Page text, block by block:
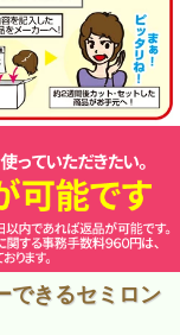
できるセミロン